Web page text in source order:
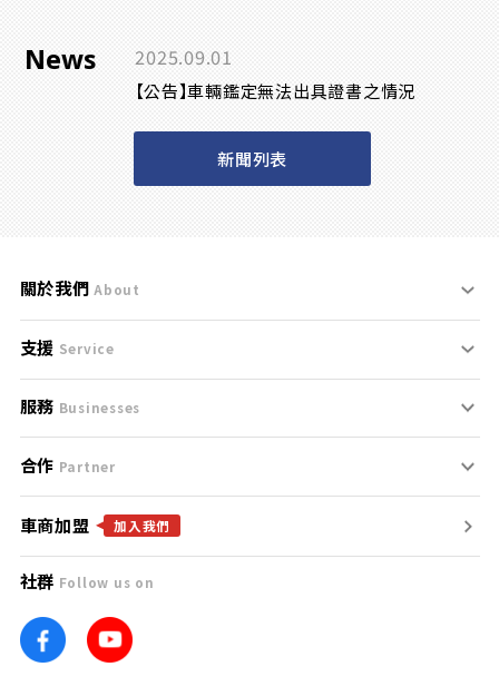
News 2025.09.01
【公告】車輛鑑定無法出具證書之情況
新聞列表
關於我們 About
刊登規範
服務條款
免責聲明
隱私權政策
團隊
車訊網
支援 Service
支援中心
聯絡我們
服務 Businesses
什麼是Goo鑑定？
找好車
找好店
找海外車
合作 Partner
合作夥伴
廣告合作
車商加盟 加入我們
社群 Follow us on